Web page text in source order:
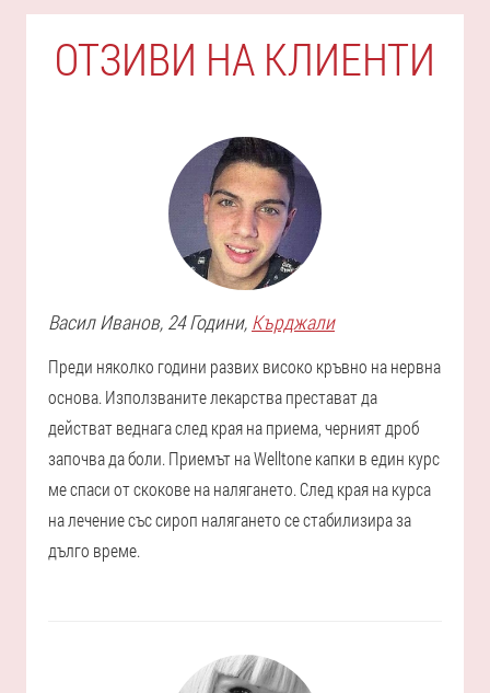
ОТЗИВИ НА КЛИЕНТИ
Васил Иванов, 24 Години, Кърджали
Преди няколко години развих високо кръвно на нервна
основа. Използваните лекарства престават да
действат веднага след края на приема, черният дроб
започва да боли. Приемът на Welltone капки в един курс
ме спаси от скокове на налягането. След края на курса
на лечение със сироп налягането се стабилизира за
дълго време.